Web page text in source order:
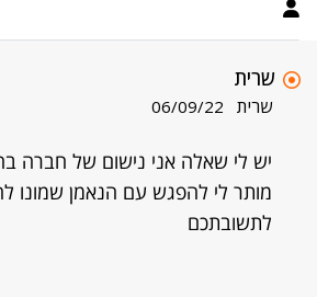
שרית
שרית 06/09/22
יש לי שאלה אני נישום של חברה
מותר לי להפגש עם הנאמן שמונו
לתשובתכם